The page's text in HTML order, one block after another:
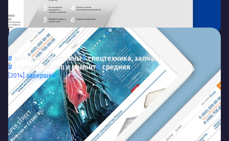
Ledburg
Ledburg
интернет-магазины
спецтехника, запчасти
строительство и ремонт
средняя
[2014] завершен